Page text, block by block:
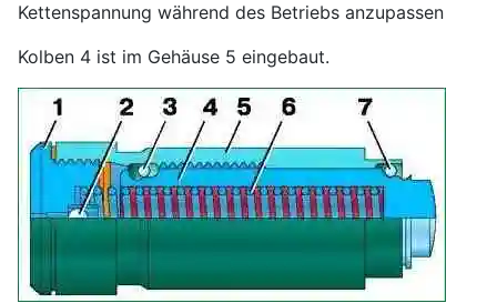
Kettenspannung während des Betriebs anzupassen
Kolben 4 ist im Gehäuse 5 eingebaut.